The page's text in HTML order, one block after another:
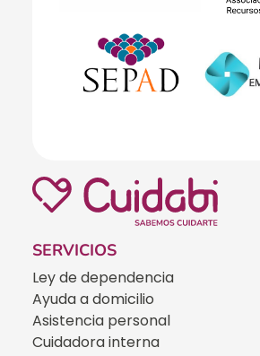
SERVICIOS
Ley de dependencia
Ayuda a domicilio
Asistencia personal
Cuidadora interna